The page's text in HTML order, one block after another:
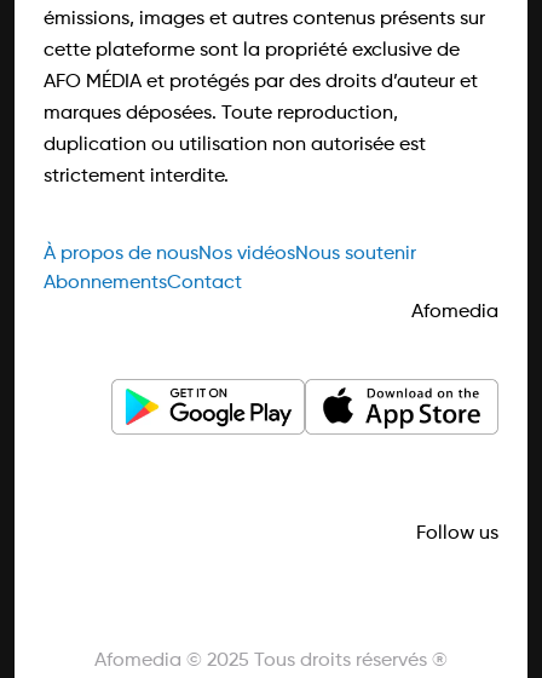
émissions, images et autres contenus présents sur
cette plateforme sont la propriété exclusive de
AFO MÉDIA et protégés par des droits d’auteur et
marques déposées. Toute reproduction,
duplication ou utilisation non autorisée est
strictement interdite.
À propos de nousNos vidéosNous soutenir
AbonnementsContact
Afomedia
Follow us
Afomedia © 2025 Tous droits réservés ®